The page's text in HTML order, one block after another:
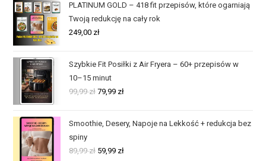
PLATINUM GOLD – 418 fit przepisów, które ogarniają
Twoją redukcję na cały rok
249,00 zł
Szybkie Fit Posiłki z Air Fryera – 60+ przepisów w
10–15 minut
99,99zł 79,99 zł
Smoothie, Desery, Napoje na Lekkość + redukcja bez
spiny
89,99zł 59,99 zł